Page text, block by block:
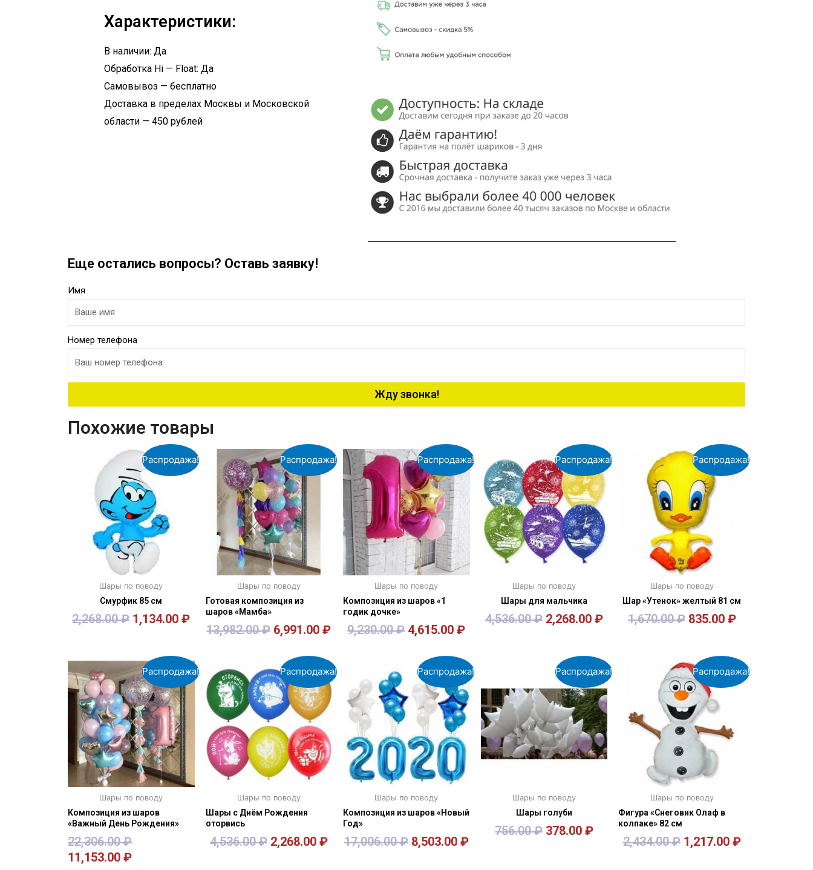
Характеристики:
В наличии: Да
Обработка Hi — Float: Да
Самовывоз — бесплатно
Доставка в пределах Москвы и Московской
области — 450 рублей
Еще остались вопросы? Оставь заявку!
Имя
Номер телефона
Жду звонка!
Похожие товары
Распродажа!
Шары по поводу
Смурфик 85 см
2,268.00₽ 1,134.00₽
Распродажа!
Шары по поводу
Готовая композиция из
шаров «Мамба»
13,982.00₽ 6,991.00₽
Распродажа!
Шары по поводу
Композиция из шаров «1
годик дочке»
9,230.00₽ 4,615.00₽
Распродажа!
Шары по поводу
Шары для мальчика
4,536.00₽ 2,268.00₽
Распродажа!
Шары по поводу
Шар «Утенок» желтый 81 см
1,670.00₽ 835.00 ₽
Распродажа!
Шары по поводу
Композиция из шаров
«Важный День Рождения»
22,306.00₽
11,153.00 ₽
Распродажа!
Шары по поводу
Шары с Днём Рождения
оторвись
4,536.00₽ 2,268.00 ₽
Распродажа!
Шары по поводу
Композиция из шаров «Новый
Год»
17,006.00₽ 8,503.00 ₽
Распродажа!
Шары по поводу
Шары голуби
756.00₽ 378.00₽
Распродажа!
Шары по поводу
Фигура «Снеговик Олаф в
колпаке» 82 см
2,434.00₽ 1,217.00 ₽